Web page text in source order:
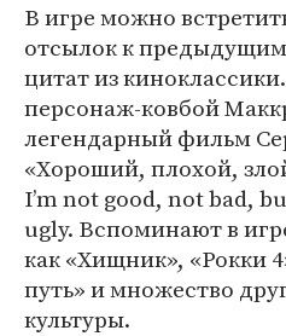
В игре можно
отсылок к
цитат из
персонаж-ковбой
легендарный фильм
«Хороший, плохой,
I’m not good, not bad,
ugly. Вспоминают в
как «Хищник», «Рокки
путь» и множество
культуры.